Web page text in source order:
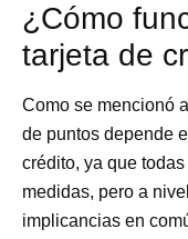
¿Cómo
tarjeta de
Como se mencionó
de puntos depende
crédito, ya que
medidas, pero a
implicancias en